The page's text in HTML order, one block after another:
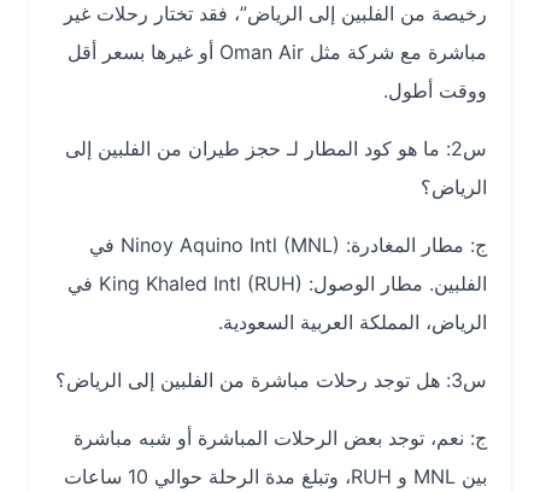
رخيصة من الفلبين إلى الرياض”، فقد تختار رحلات غير
مباشرة مع شركة مثل Oman Air أو غيرها بسعر أقل
ووقت أطول.
س2: ما هو كود المطار لـ حجز طيران من الفلبين إلى
الرياض؟
ج: مطار المغادرة: Ninoy Aquino Intl (MNL) في
الفلبين. مطار الوصول: King Khaled Intl (RUH) في
الرياض، المملكة العربية السعودية.
ج: نعم، توجد بعض الرحلات المباشرة أو شبه مباشرة
بين ‎MNL و ‎RUH، وتبلغ مدة الرحلة حوالي 10 ساعات